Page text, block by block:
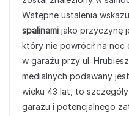
Wstępne ustalenia
spalinami jako przyczynę
który nie powrócił na noc
w garażu przy ul.
medialnych podawany
wieku 43 lat, to
garażu i potencjalnego